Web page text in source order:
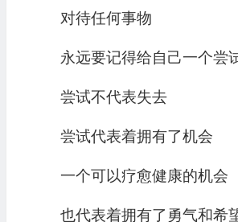
对待任何事物
永远要记得给自己一个尝
尝试不代表失去
尝试代表着拥有了机会
一个可以疗愈健康的机会
也代表着拥有了勇气和希